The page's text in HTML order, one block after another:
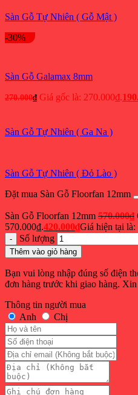
Sàn Gỗ Tự Nhiên ( Gỗ Mật )
-30%
Sàn Gỗ Galamax 8mm
270.000₫ Giá gốc là: 270.000₫.
Sàn Gỗ Tự Nhiên ( Ga Na )
Sàn Gỗ Tự Nhiên ( Đỏ Lào )
Đặt mua Sàn Gỗ Floorfan 12mm
Sàn Gỗ Floorfan 12mm 570.000₫
570.000₫.420.000₫Giá hiện tại là:
Số lượng
Thêm vào giỏ hàng
Bạn vui lòng nhập đúng số điện
đơn hàng trước khi giao hàng.
Thông tin người mua
Anh
Chị